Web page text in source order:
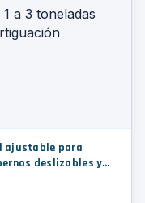
ajustable para
deslizables y